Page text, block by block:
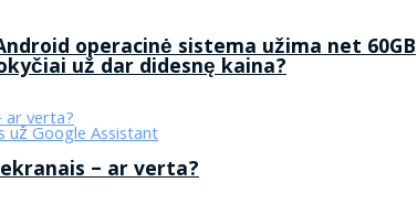
operacinė sistema užima net 60GB
už dar didesnę kaina?
– ar verta?